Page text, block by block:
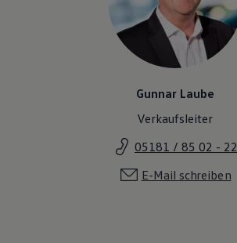
Gunnar Laube
Verkaufsleiter
05181 / 85 02 - 22
E-Mail schreiben